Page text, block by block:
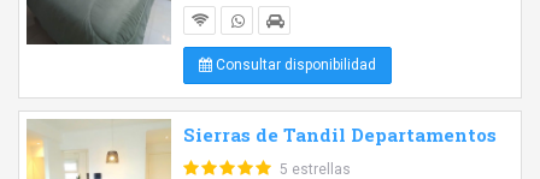
Consultar disponibilidad
Sierras de Tandil Departamentos
5 estrellas